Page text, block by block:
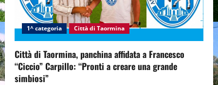
1^ categoria Città di Taormina
Città di Taormina, panchina affidata a Francesco
“Ciccio” Carpillo: “Pronti a creare una grande
simbiosi”